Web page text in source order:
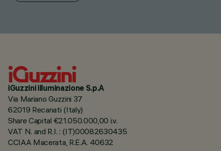
iGuzzini illuminazione S.p.A
Via Mariano Guzzini 37
62019 Recanati (Italy)
Share Capital €21.050.000,00 i.v.
VAT N. and R.I. : (IT)00082630435
CCIAA Macerata, R.E.A. 40632